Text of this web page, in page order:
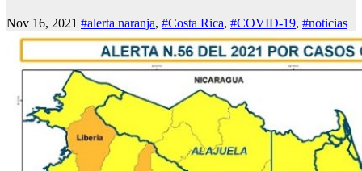
Nov 16, 2021 #alerta naranja, #Costa Rica, #COVID-19, #noticias